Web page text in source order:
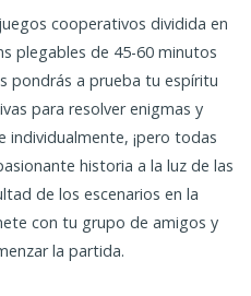
cooperativos dividida en
plegables de 45-60 minutos
pondrás a prueba tu espíritu
para resolver enigmas y
individualmente, ¡pero todas
historia a la luz de las
de los escenarios en la
con tu grupo de amigos y
la partida.